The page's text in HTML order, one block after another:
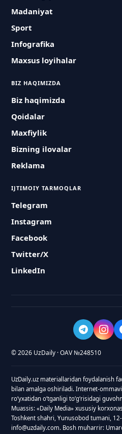
Madaniyat
Sport
Infografika
Maxsus loyihalar
BIZ HAQIMIZDA
Biz haqimizda
Qoidalar
Maxfiylik
Bizning ilovalar
Reklama
IJTIMOIY TARMOQLAR
Telegram
Instagram
Facebook
Twitter/X
LinkedIn
© 2026 UzDaily · OAV №248510
UzDaily.uz materiallaridan foydalanish
bilan amalga oshiriladi. Internet-
roʻyxatidan oʻtganligi toʻgʻrisidagi
Muassis: «Daily Media» xususiy
Toshkent shahri, Yunusobod tumani,
info@uzdaily.com. Bosh muharrir: